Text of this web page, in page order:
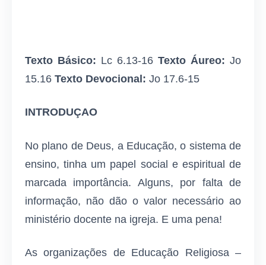
Texto Básico: Lc 6.13-16 Texto Áureo: Jo
15.16 Texto Devocional: Jo 17.6-15
INTRODUÇAO
No plano de Deus, a Educação, o sistema de
ensino, tinha um papel social e espiritual de
marcada importância. Alguns, por falta de
informação, não dão o valor necessário ao
ministério docente na igreja. E uma pena!
As organizações de Educação Religiosa –